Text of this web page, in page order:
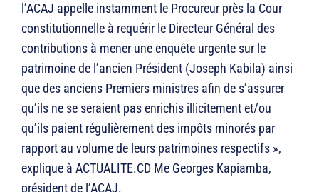
l’ACAJ appelle instamment le Procureur près la Cour
constitutionnelle à requérir le Directeur Général des
contributions à mener une enquête urgente sur le
patrimoine de l’ancien Président (Joseph Kabila) ainsi
que des anciens Premiers ministres afin de s’assurer
qu’ils ne se seraient pas enrichis illicitement et/ou
qu’ils paient régulièrement des impôts minorés par
rapport au volume de leurs patrimoines respectifs »,
explique à ACTUALITE.CD Me Georges Kapiamba,
président de l’ACAJ.